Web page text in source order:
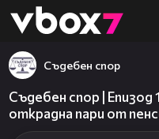
👾
Съдебен спор
Съдебен спор | Епизод
открадна пари от